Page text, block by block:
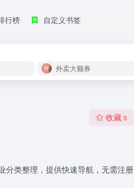
行榜 自定义书签
外卖大额券
收藏 0
分类整理，提供快速导航，无需注册